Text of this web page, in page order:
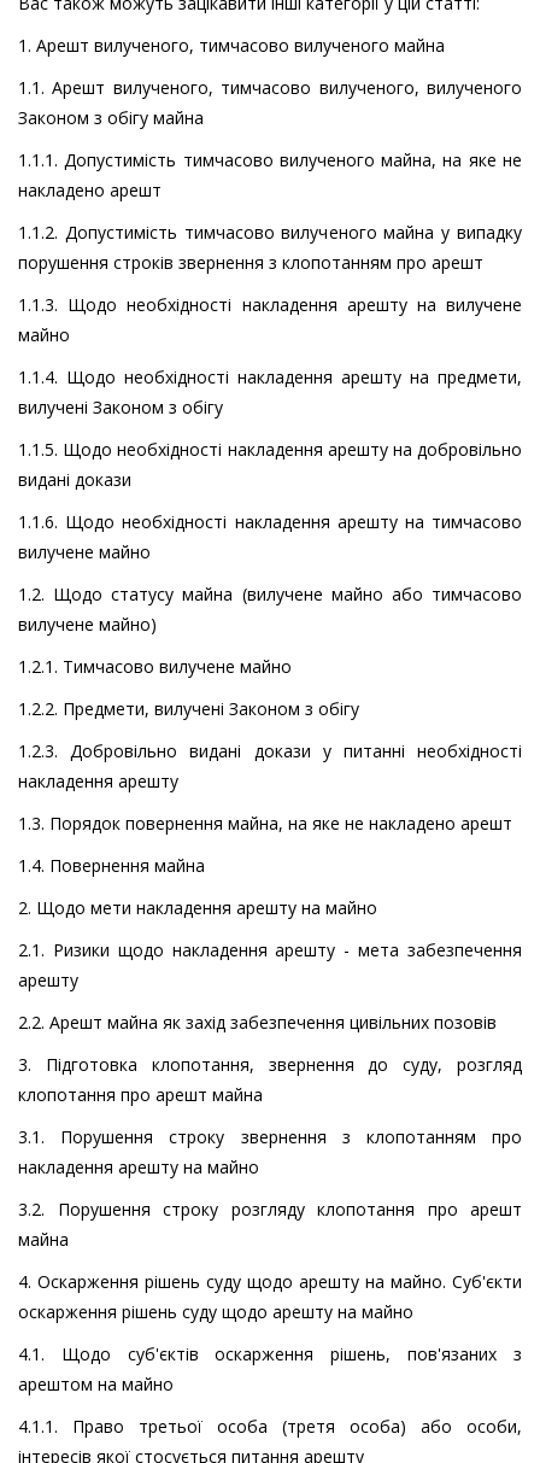
1. Арешт вилученого, тимчасово вилученого майна
1.1. Арешт вилученого, тимчасово вилученого, вилученого
Законом з обігу майна
1.1.1. Допустимість тимчасово вилученого майна, на яке не
накладено арешт
1.1.2. Допустимість тимчасово вилученого майна у випадку
порушення строків звернення з клопотанням про арешт
1.1.3. Щодо необхідності накладення арешту на вилучене
майно
1.1.4. Щодо необхідності накладення арешту на предмети,
вилучені Законом з обігу
1.1.5. Щодо необхідності накладення арешту на добровільно
видані докази
1.1.6. Щодо необхідності накладення арешту на тимчасово
вилучене майно
1.2. Щодо статусу майна (вилучене майно або тимчасово
вилучене майно)
1.2.1. Тимчасово вилучене майно
1.2.2. Предмети, вилучені Законом з обігу
1.2.3. Добровільно видані докази у питанні необхідності
накладення арешту
1.3. Порядок повернення майна, на яке не накладено арешт
1.4. Повернення майна
2. Щодо мети накладення арешту на майно
2.1. Ризики щодо накладення арешту - мета забезпечення
арешту
2.2. Арешт майна як захід забезпечення цивільних позовів
3. Підготовка клопотання, звернення до суду, розгляд
клопотання про арешт майна
3.1. Порушення строку звернення з клопотанням про
накладення арешту на майно
3.2. Порушення строку розгляду клопотання про арешт
майна
4. Оскарження рішень суду щодо арешту на майно. Суб'єкти
оскарження рішень суду щодо арешту на майно
4.1. Щодо суб'єктів оскарження рішень, пов'язаних з
арештом на майно
4.1.1. Право третьої особа (третя особа) або особи,
інтересів якої стосується питання арешту